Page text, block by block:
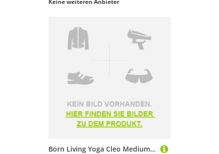
Keine weiteren Anbieter
Born Living Yoga Cleo Medium-high Support Sports Top Weiß M Frau